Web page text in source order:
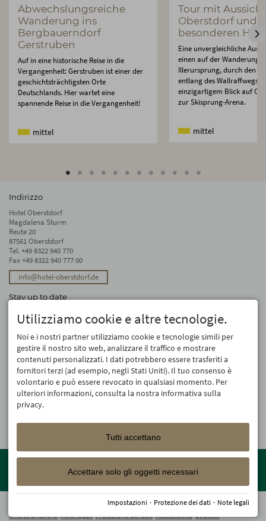
Abwechslungsreiche
Wanderung ins
Bergbauerndorf
Gerstruben
Auf in eine historische Reise in die
Vergangenheit: Gerstruben ist einer der
geschichtsträchtigsten Orte
Deutschlands. Hier wartet eine
spannende Reise in die Vergangenheit!
mittel
Tour mit
Oberstdorf und
besonderen
Eine unvergleichliche
einen auf der Wanderung
Illerursprung, durch den
entlang des Wallraffwegs
einzigartigem Blick auf
zur Skisprung-Arena.
mittel
Indirizzo
Hotel Oberstdorf
Magdalena Sturm
Reute 20
87561 Oberstdorf
Tel. +49 8322 940 770
Fax +49 8322 940 777 00
info@hotel-oberstdorf.de
Stay up to date
We will not forward your email address. And we don’t like spam, either. We
promise! You can unsubscribe at any time.
Registro
Member of the Oberstdorf Resort family – the most beautiful
holiday accommodations in Oberstdorf with guaranteed skiing and
Offerte di lavoro Note legali Protezione dei dati Accessibilità Deutsch
Utilizziamo cookie e altre tecnologie.
Noi e i nostri partner utilizziamo cookie e tecnologie simili per
gestire il nostro sito web, analizzare il traffico e mostrare
contenuti personalizzati. I dati potrebbero essere trasferiti a
fornitori terzi (ad esempio, negli Stati Uniti). Il tuo consenso è
volontario e può essere revocato in qualsiasi momento. Per
ulteriori informazioni, consulta la nostra informativa sulla
privacy.
Tutti accettano
Accettare solo gli oggetti necessari
Impostazioni · Protezione dei dati · Note legali